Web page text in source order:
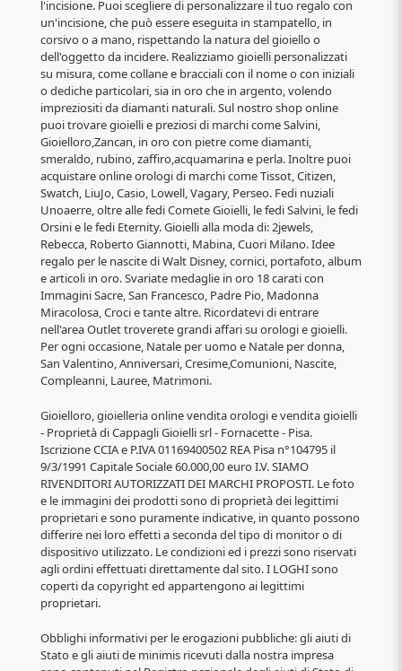
l'incisione. Puoi scegliere di personalizzare il tuo regalo con
un'incisione, che può essere eseguita in stampatello, in
corsivo o a mano, rispettando la natura del gioiello o
dell'oggetto da incidere. Realizziamo gioielli personalizzati
su misura, come collane e bracciali con il nome o con iniziali
o dediche particolari, sia in oro che in argento, volendo
impreziositi da diamanti naturali. Sul nostro shop online
puoi trovare gioielli e preziosi di marchi come Salvini,
Gioielloro,Zancan, in oro con pietre come diamanti,
smeraldo, rubino, zaffiro,acquamarina e perla. Inoltre puoi
acquistare online orologi di marchi come Tissot, Citizen,
Swatch, LiuJo, Casio, Lowell, Vagary, Perseo. Fedi nuziali
Unoaerre, oltre alle fedi Comete Gioielli, le fedi Salvini, le fedi
Orsini e le fedi Eternity. Gioielli alla moda di: 2jewels,
Rebecca, Roberto Giannotti, Mabina, Cuori Milano. Idee
regalo per le nascite di Walt Disney, cornici, portafoto, album
e articoli in oro. Svariate medaglie in oro 18 carati con
Immagini Sacre, San Francesco, Padre Pio, Madonna
Miracolosa, Croci e tante altre. Ricordatevi di entrare
nell'area Outlet troverete grandi affari su orologi e gioielli.
Per ogni occasione, Natale per uomo e Natale per donna,
San Valentino, Anniversari, Cresime,Comunioni, Nascite,
Compleanni, Lauree, Matrimoni.
Gioielloro, gioielleria online vendita orologi e vendita gioielli
- Proprietà di Cappagli Gioielli srl - Fornacette - Pisa.
Iscrizione CCIA e P.IVA 01169400502 REA Pisa n°104795 il
9/3/1991 Capitale Sociale 60.000,00 euro I.V. SIAMO
RIVENDITORI AUTORIZZATI DEI MARCHI PROPOSTI. Le foto
e le immagini dei prodotti sono di proprietà dei legittimi
proprietari e sono puramente indicative, in quanto possono
differire nei loro effetti a seconda del tipo di monitor o di
dispositivo utilizzato. Le condizioni ed i prezzi sono riservati
agli ordini effettuati direttamente dal sito. I LOGHI sono
coperti da copyright ed appartengono ai legittimi
proprietari.
Obblighi informativi per le erogazioni pubbliche: gli aiuti di
Stato e gli aiuti de minimis ricevuti dalla nostra impresa